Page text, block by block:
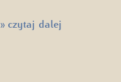
»czytaj dalej